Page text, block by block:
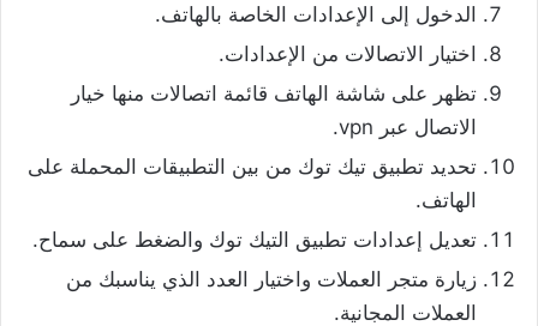
الدخول إلى الإعدادات الخاصة بالهاتف.
اختيار الاتصالات من الإعدادات.
تظهر على شاشة الهاتف قائمة اتصالات منها خيار
الاتصال عبر vpn.
تحديد تطبيق تيك توك من بين التطبيقات المحملة على
الهاتف.
تعديل إعدادات تطبيق التيك توك والضغط على سماح.
زيارة متجر العملات واختيار العدد الذي يناسبك من
العملات المجانية.